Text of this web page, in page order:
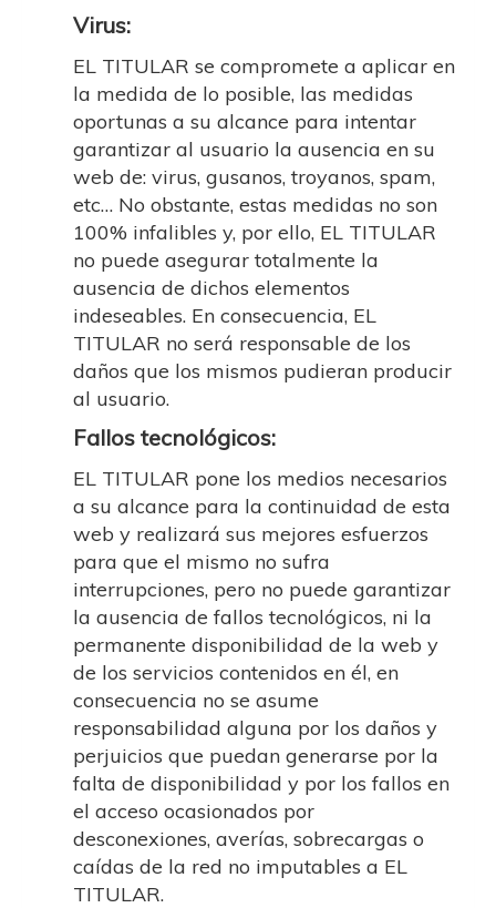
Virus:
EL TITULAR se compromete a aplicar en
la medida de lo posible, las medidas
oportunas a su alcance para intentar
garantizar al usuario la ausencia en su
web de: virus, gusanos, troyanos, spam,
etc… No obstante, estas medidas no son
100% infalibles y, por ello, EL TITULAR
no puede asegurar totalmente la
ausencia de dichos elementos
indeseables. En consecuencia, EL
TITULAR no será responsable de los
daños que los mismos pudieran producir
al usuario.
Fallos tecnológicos:
EL TITULAR pone los medios necesarios
a su alcance para la continuidad de esta
web y realizará sus mejores esfuerzos
para que el mismo no sufra
interrupciones, pero no puede garantizar
la ausencia de fallos tecnológicos, ni la
permanente disponibilidad de la web y
de los servicios contenidos en él, en
consecuencia no se asume
responsabilidad alguna por los daños y
perjuicios que puedan generarse por la
falta de disponibilidad y por los fallos en
el acceso ocasionados por
desconexiones, averías, sobrecargas o
caídas de la red no imputables a EL
TITULAR.